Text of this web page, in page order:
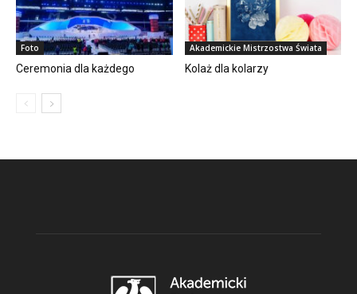
Foto
Ceremonia dla każdego
Akademickie Mistrzostwa Świata
Kolaż dla kolarzy